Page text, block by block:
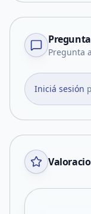
Pregunta
Iniciá sesión